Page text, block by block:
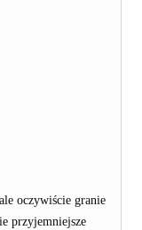
oczywiście granie
przyjemniejsze